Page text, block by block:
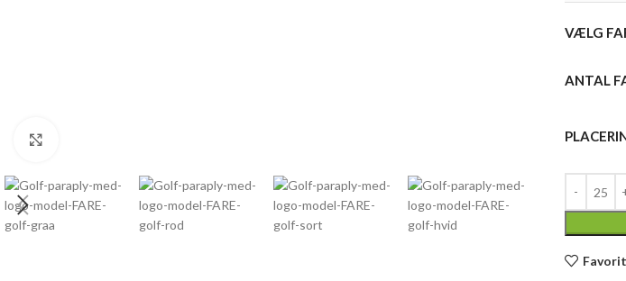
VÆLG
ANTAL
Favorit